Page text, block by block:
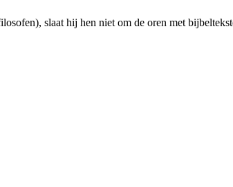
slaat hij hen niet om de oren met